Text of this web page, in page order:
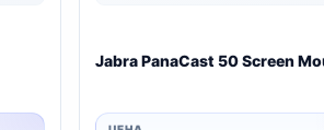
Jabra PanaCast 50 Screen